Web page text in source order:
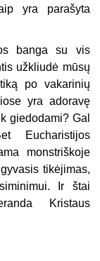
yra parašyta
banga su vis
užkliudė mūsų
po vakarinių
yra adoravę
giedodami? Gal
Eucharistijos
monstriškoje
tikėjimas,
Ir štai
Kristaus